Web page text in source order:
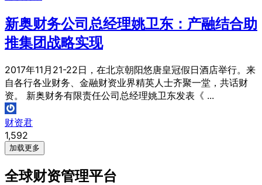
新奥财务公司总经理姚卫东：产融结合助
推集团战略实现
2017年11月21-22日，在北京朝阳悠唐皇冠假日酒店举行。来
自各行各业财务、金融财资业界精英人士齐聚一堂，共话财
资。 新奥财务有限责任公司总经理姚卫东发表《 ...
财资君
1,592
加载更多
全球财资管理平台